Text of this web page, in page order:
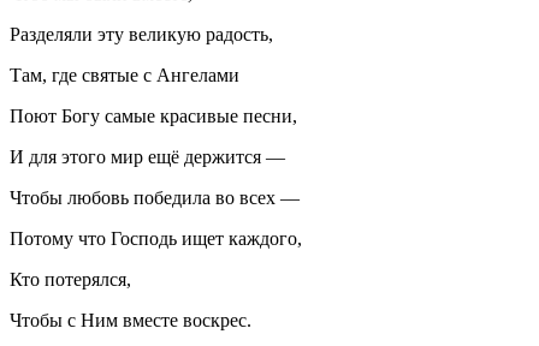
Разделяли эту великую радость,
Там, где святые с Ангелами
Поют Богу самые красивые песни,
И для этого мир ещё держится —
Чтобы любовь победила во всех —
Потому что Господь ищет каждого,
Кто потерялся,
Чтобы с Ним вместе воскрес.